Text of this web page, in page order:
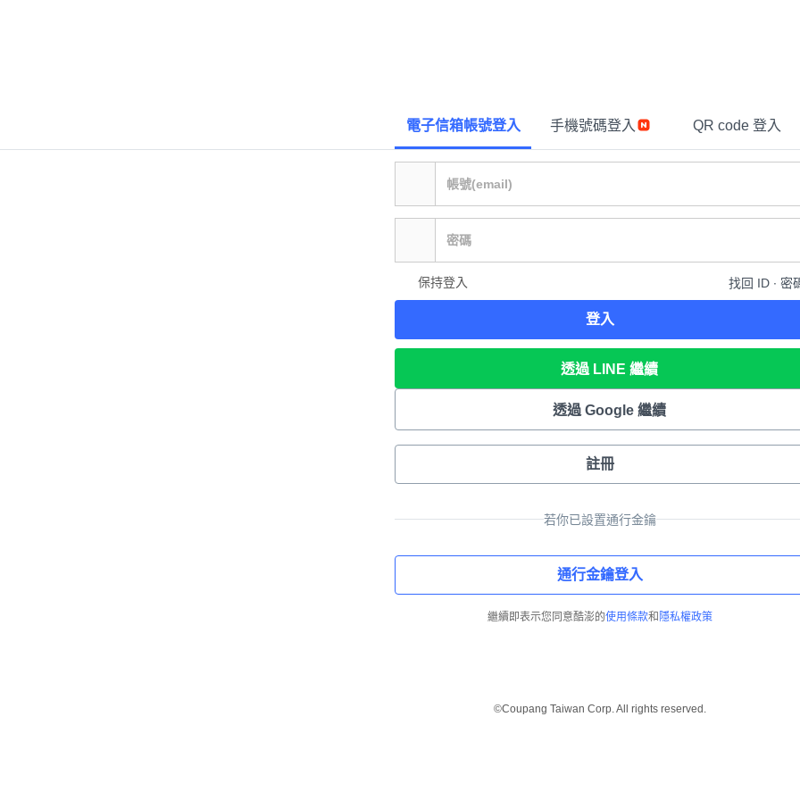
電子信箱帳號登入 手機號碼登入 QR code 登入
保持登入 找回 ID ∙ 密
登入
透過 LINE 繼續
透過 Google 繼續
註冊
若你已設置通行金鑰
通行金鑰登入
繼續即表示您同意酷澎的使用條款和 隱私權政策
©Coupang Taiwan Corp. All rights reserved.